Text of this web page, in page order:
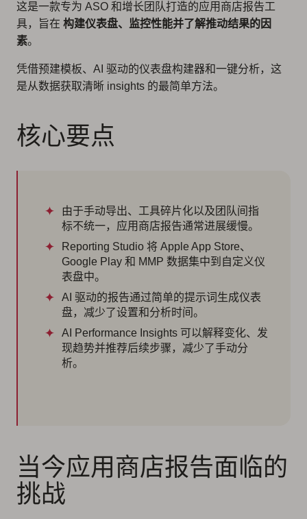
这是一款专为 ASO 和增长团队打造的应用商店报告工
具，旨在 构建仪表盘、监控性能并了解推动结果的因
素。
凭借预建模板、AI 驱动的仪表盘构建器和一键分析，这
是从数据获取清晰 insights 的最简单方法。
核心要点
由于手动导出、工具碎片化以及团队间指
标不统一，应用商店报告通常进展缓慢。
Reporting Studio 将 Apple App Store、
Google Play 和 MMP 数据集中到自定义仪
表盘中。
AI 驱动的报告通过简单的提示词生成仪表
盘，减少了设置和分析时间。
AI Performance Insights 可以解释变化、发
现趋势并推荐后续步骤，减少了手动分
析。
当今应用商店报告面临的
挑战